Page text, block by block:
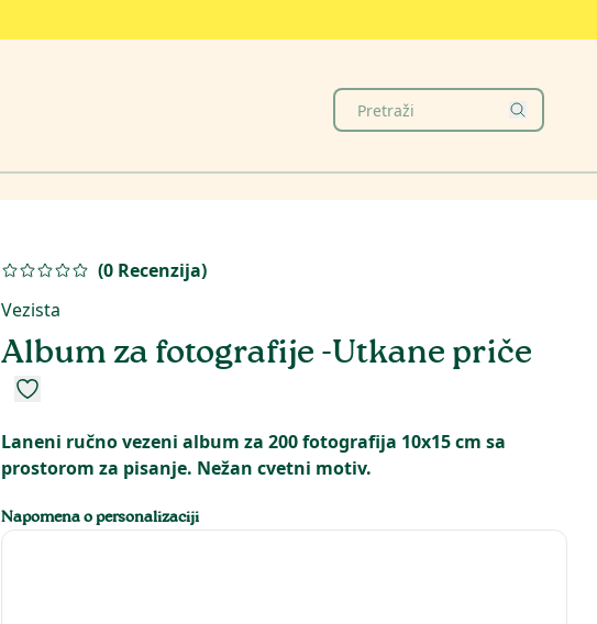
(0 Recenzija)
Vezista
Album za fotografije -Utkane priče
Laneni ručno vezeni album za 200 fotografija 10x15 cm sa
prostorom za pisanje. Nežan cvetni motiv.
Napomena o personalizaciji